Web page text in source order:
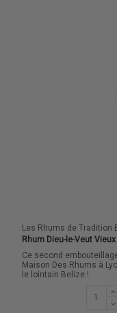
Les Rhums de Tradition
Rhum Dieu-le-Veut
Ce second
Maison Des Rhums à
le lointain Belize !